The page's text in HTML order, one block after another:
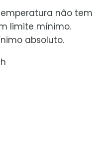
não tem
limite mínimo.
absoluto.